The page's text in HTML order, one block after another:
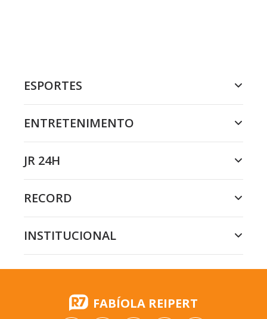
ESPORTES
ENTRETENIMENTO
JR 24H
RECORD
INSTITUCIONAL
FABÍOLA REIPERT